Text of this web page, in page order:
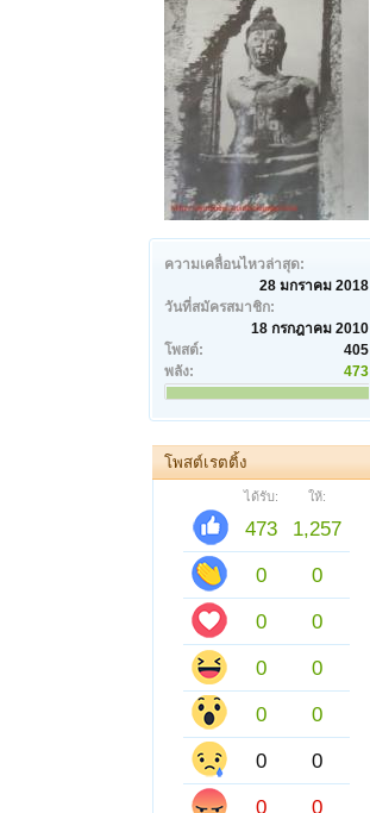
ความเคลื่อนไหวล่าสุด:
28 มกราคม 2018
วันที่สมัครสมาชิก:
18 กรกฎาคม 2010
โพสต์:
405
พลัง:
473
โพสต์เรตติ้ง
ได้รับ: ให้:
473
1,257
0
0
0
0
0
0
0
0
0
0
0
0